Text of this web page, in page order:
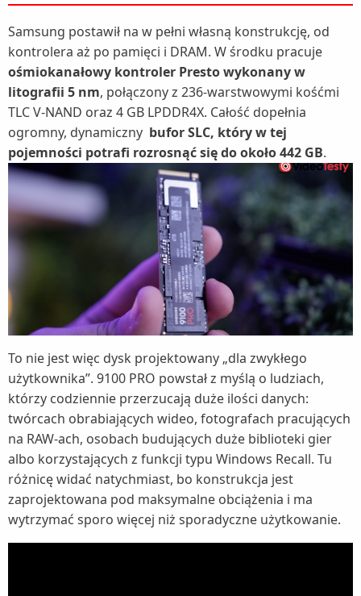
Samsung postawił na w pełni własną konstrukcję, od
kontrolera aż po pamięci i DRAM. W środku pracuje
ośmiokanałowy kontroler Presto wykonany w
litografii 5 nm, połączony z 236-warstwowymi kośćmi
TLC V-NAND oraz 4 GB LPDDR4X. Całość dopełnia
ogromny, dynamiczny bufor SLC, który w tej
pojemności potrafi rozrosnąć się do około 442 GB.
To nie jest więc dysk projektowany „dla zwykłego
użytkownika”. 9100 PRO powstał z myślą o ludziach,
którzy codziennie przerzucają duże ilości danych:
twórcach obrabiających wideo, fotografach pracujących
na RAW-ach, osobach budujących duże biblioteki gier
albo korzystających z funkcji typu Windows Recall. Tu
różnicę widać natychmiast, bo konstrukcja jest
zaprojektowana pod maksymalne obciążenia i ma
wytrzymać sporo więcej niż sporadyczne użytkowanie.